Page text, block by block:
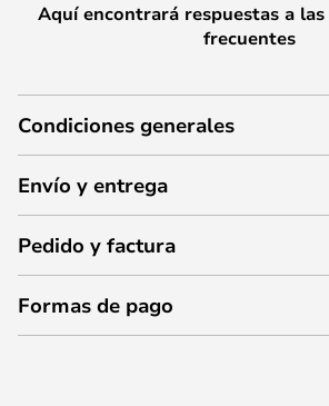
Aquí encontrará respuestas a
frecuentes
Condiciones generales
Envío y entrega
Pedido y factura
Formas de pago